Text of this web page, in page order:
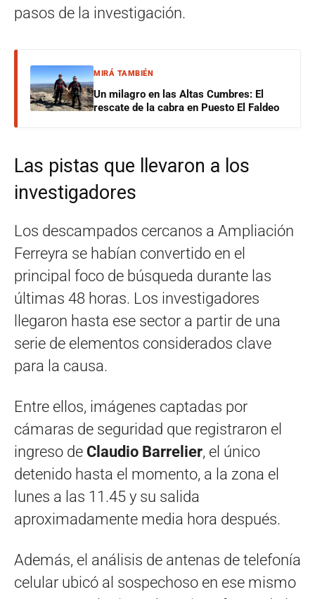
pasos de la investigación.
MIRÁ TAMBIÉN
Un milagro en las Altas Cumbres: El
rescate de la cabra en Puesto El Faldeo
Las pistas que llevaron a los
investigadores
Los descampados cercanos a Ampliación
Ferreyra se habían convertido en el
principal foco de búsqueda durante las
últimas 48 horas. Los investigadores
llegaron hasta ese sector a partir de una
serie de elementos considerados clave
para la causa.
Entre ellos, imágenes captadas por
cámaras de seguridad que registraron el
ingreso de Claudio Barrelier, el único
detenido hasta el momento, a la zona el
lunes a las 11.45 y su salida
aproximadamente media hora después.
Además, el análisis de antenas de telefonía
celular ubicó al sospechoso en ese mismo